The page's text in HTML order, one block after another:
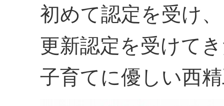
初めて認定を受け
更新認定を受けて
子育てに優しい西